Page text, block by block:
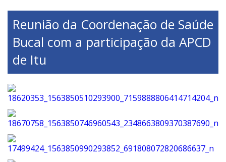
Reunião da Coordenação de Saúde
Bucal com a participação da APCD
de Itu